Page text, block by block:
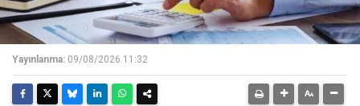
Yayınlanma: 09/08/2026 11:32